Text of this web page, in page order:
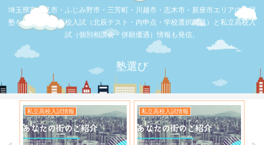
埼玉県富士見市・ふじみ野市・三芳町・川越市・志木市・新座市エリアの学習
塾を比較。公立高校入試（北辰テスト・内申点・学校選択問題）と私立高校入
試（個別相談会・併願優遇）情報も発信。
塾選び
私立高校入試情報 私立高校入試情報 お店の覆